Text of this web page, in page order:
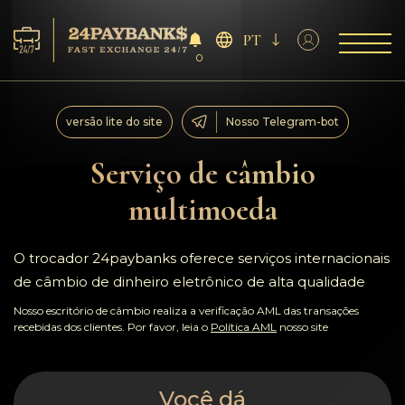
Serviço
Reservas
Parceiros
Comentários
Regras
0
PT
Serviço de câmbio
multimoeda
versão lite do site Nosso Telegram-bot
O trocador 24paybanks oferece serviços internacionais
de câmbio de dinheiro eletrônico de alta qualidade
Nosso escritório de câmbio realiza a verificação AML das transações
recebidas dos clientes. Por favor, leia o Política AML nosso site
Você dá